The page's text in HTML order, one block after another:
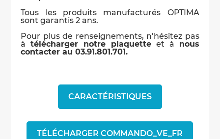
CARACTÉRISTIQUES
TÉLÉCHARGER COMMANDO_VE_FR
Tous les produits manufacturés OPTIMA
sont garantis 2 ans.
Pour plus de renseignements, n’hésitez pas
àtélécharger notre plaquette et à nous
contacter au 03.91.801.701.